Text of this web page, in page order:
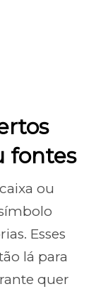
fontes
ou
Esses
lá para
quer